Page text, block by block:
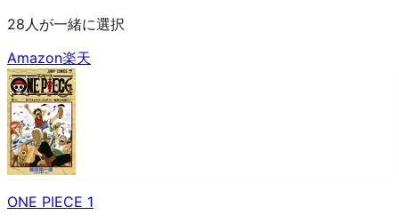
28人が一緒に選択
Amazon楽天
ONE PIECE 1